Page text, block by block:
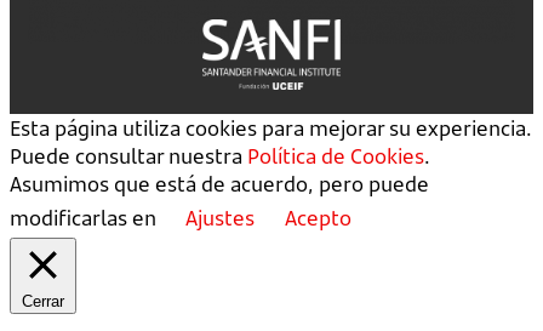
Esta página utiliza cookies para mejorar su experiencia.
Puede consultar nuestra Política de Cookies.
Asumimos que está de acuerdo, pero puede
modificarlas en
Ajustes Acepto
Cerrar